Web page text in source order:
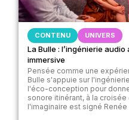
CONTENU UNIVERS
La Bulle : l’ingénierie
immersive
Pensée comme une
Bulle s'appuie sur
l'éco-conception pour
sonore itinérant, à la
l'imaginaire est signé Renée